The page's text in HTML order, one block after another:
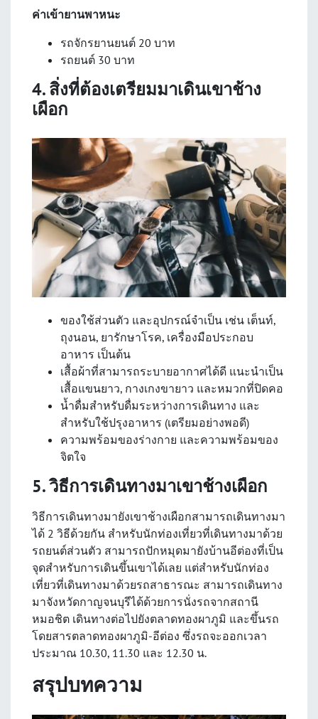
ค่าเข้ายานพาหนะ
รถจักรยานยนต์ 20 บาท
รถยนต์ 30 บาท
4. สิ่งที่ต้องเตรียมมาเดินเขาช้าง
เผือก
ของใช้ส่วนตัว และอุปกรณ์จำเป็น เช่น เต็นท์,
ถุงนอน, ยารักษาโรค, เครื่องมือประกอบ
อาหาร เป็นต้น
เสื้อผ้าที่สามารถระบายอากาศได้ดี แนะนำเป็น
เสื้อแขนยาว, กางเกงขายาว และหมวกที่ปิดคอ
น้ำดื่มสำหรับดื่มระหว่างการเดินทาง และ
สำหรับใช้ปรุงอาหาร (เตรียมอย่างพอดี)
ความพร้อมของร่างกาย และความพร้อมของ
จิตใจ
5. วิธีการเดินทางมาเขาช้างเผือก
วิธีการเดินทางมายังเขาช้างเผือกสามารถเดินทางมา
ได้ 2 วิธีด้วยกัน สำหรับนักท่องเที่ยวที่เดินทางมาด้วย
รถยนต์ส่วนตัว สามารถปักหมุดมายังบ้านอีต่องที่เป็น
จุดสำหรับการเดินขึ้นเขาได้เลย แต่สำหรับนักท่อง
เที่ยวที่เดินทางมาด้วยรถสาธารณะ สามารถเดินทาง
มาจังหวัดกาญจนบุรีได้ด้วยการนั่งรถจากสถานี
หมอชิต เดินทางต่อไปยังตลาดทองผาภูมิ และขึ้นรถ
โดยสารตลาดทองผาภูมิ-อีต่อง ซึ่งรถจะออกเวลา
ประมาณ 10.30, 11.30 และ 12.30 น.
สรุปบทความ